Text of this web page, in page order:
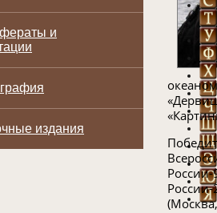
и
издания